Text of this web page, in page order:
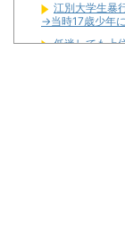
江別大学生暴
→当時17歳少年
低迷しても上